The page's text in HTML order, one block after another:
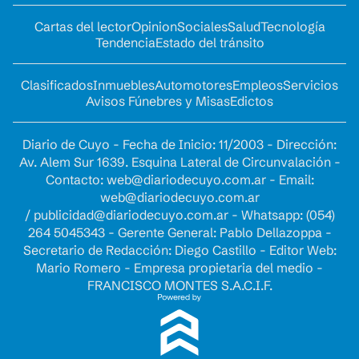
Cartas del lectorOpinionSocialesSaludTecnología
TendenciaEstado del tránsito
ClasificadosInmueblesAutomotoresEmpleosServicios
Avisos Fúnebres y MisasEdictos
Diario de Cuyo - Fecha de Inicio: 11/2003 - Dirección:
Av. Alem Sur 1639. Esquina Lateral de Circunvalación -
Contacto: web@diariodecuyo.com.ar- Email:
web@diariodecuyo.com.ar
/ publicidad@diariodecuyo.com.ar- Whatsapp: (054)
264 5045343 - Gerente General: Pablo Dellazoppa -
Secretario de Redacción: Diego Castillo - Editor Web:
Mario Romero - Empresa propietaria del medio -
FRANCISCO MONTES S.A.C.I.F.